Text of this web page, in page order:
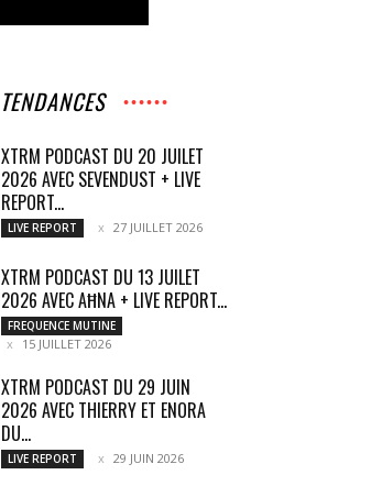
TENDANCES
XTRM PODCAST DU 20 JUILET
2026 AVEC SEVENDUST + LIVE
REPORT...
LIVE REPORT 27 JUILLET 2026
XTRM PODCAST DU 13 JUILET
2026 AVEC AĦNA + LIVE REPORT...
FREQUENCE MUTINE
15 JUILLET 2026
XTRM PODCAST DU 29 JUIN
2026 AVEC THIERRY ET ENORA
DU...
LIVE REPORT 29 JUIN 2026